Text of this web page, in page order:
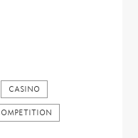
CASINO